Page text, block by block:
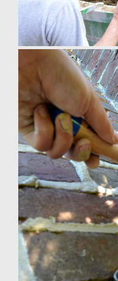
fabrication